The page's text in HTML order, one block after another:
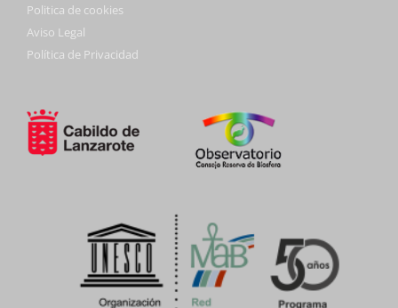
Politica de cookies
Aviso Legal
Política de Privacidad